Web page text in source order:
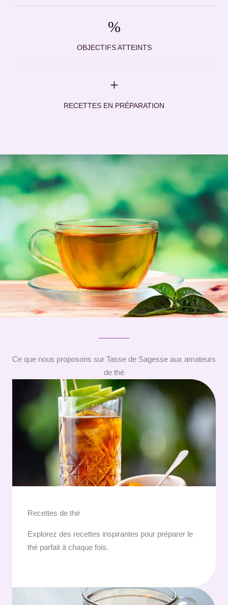
%
OBJECTIFS ATTEINTS
+
RECETTES EN PRÉPARATION
Ce que nous proposons sur Tasse de Sagesse aux amateurs
de thé
Recettes de thé
Explorez des recettes inspirantes pour préparer le
thé parfait à chaque fois.